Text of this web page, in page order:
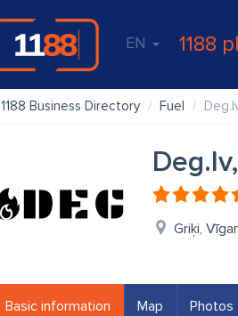
EN 1188
1188 Business Directory Fuel
Griķi,
Basic information Map Photos